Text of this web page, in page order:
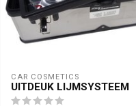
CAR COSMETICS
UITDEUK LIJMSYSTEEM